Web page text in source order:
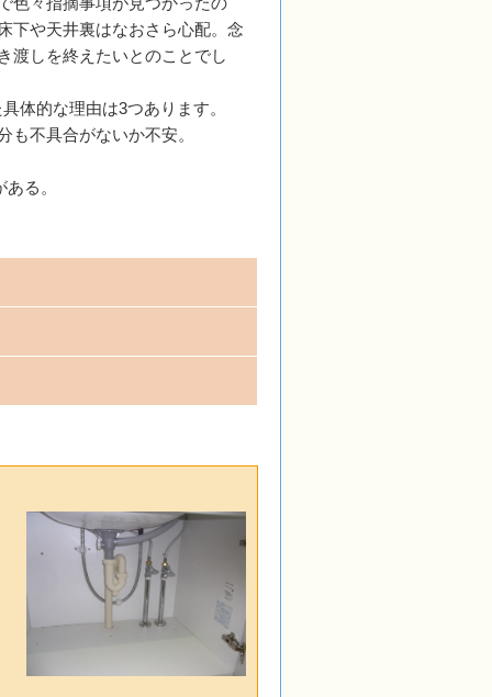
下や天井裏はなおさら心配。念
渡しを終えたいとのことでし
体的な理由は3つあります。
不具合がないか不安。
る。